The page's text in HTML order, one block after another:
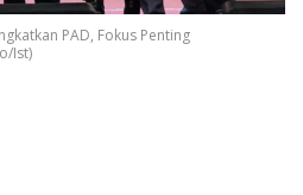
PAD, Fokus Penting
Ist)